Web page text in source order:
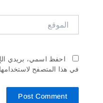
احفظ اسمي، بريدي
في هذا المتصفح لاستخدامها